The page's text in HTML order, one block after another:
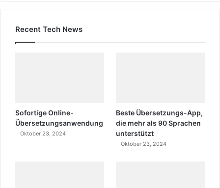
Recent Tech News
Sofortige Online-
Übersetzungsanwendung
Oktober 23, 2024
Beste Übersetzungs-App,
die mehr als 90 Sprachen
unterstützt
Oktober 23, 2024